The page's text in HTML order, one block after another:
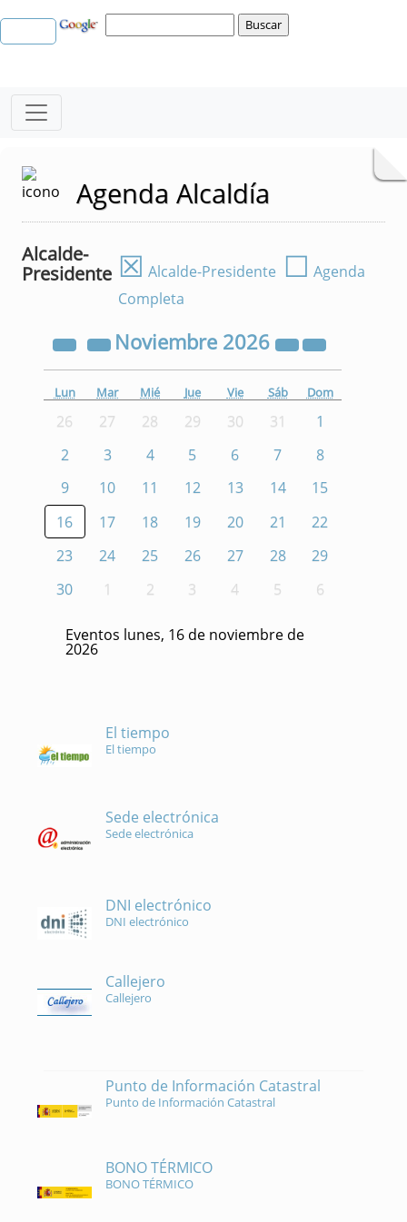
Agenda Alcaldía
Alcalde-
Presidente ☒ Alcalde-Presidente ☐ Agenda
Completa
Noviembre 2026
Lun Mar Mié Jue Vie Sáb Dom
26 27 28 29 30 31
1
2
3 4 5 6 7
8
9
10 11 12 13 14
15
16
17 18 19 20 21
22
23
24 25 26 27 28
29
30
1 2 3 4 5 6
Eventos lunes, 16 de noviembre de
2026
El tiempo
El tiempo
Sede electrónica
Sede electrónica
DNI electrónico
DNI electrónico
Callejero
Callejero
Punto de Información Catastral
Punto de Información Catastral
BONO TÉRMICO
BONO TÉRMICO